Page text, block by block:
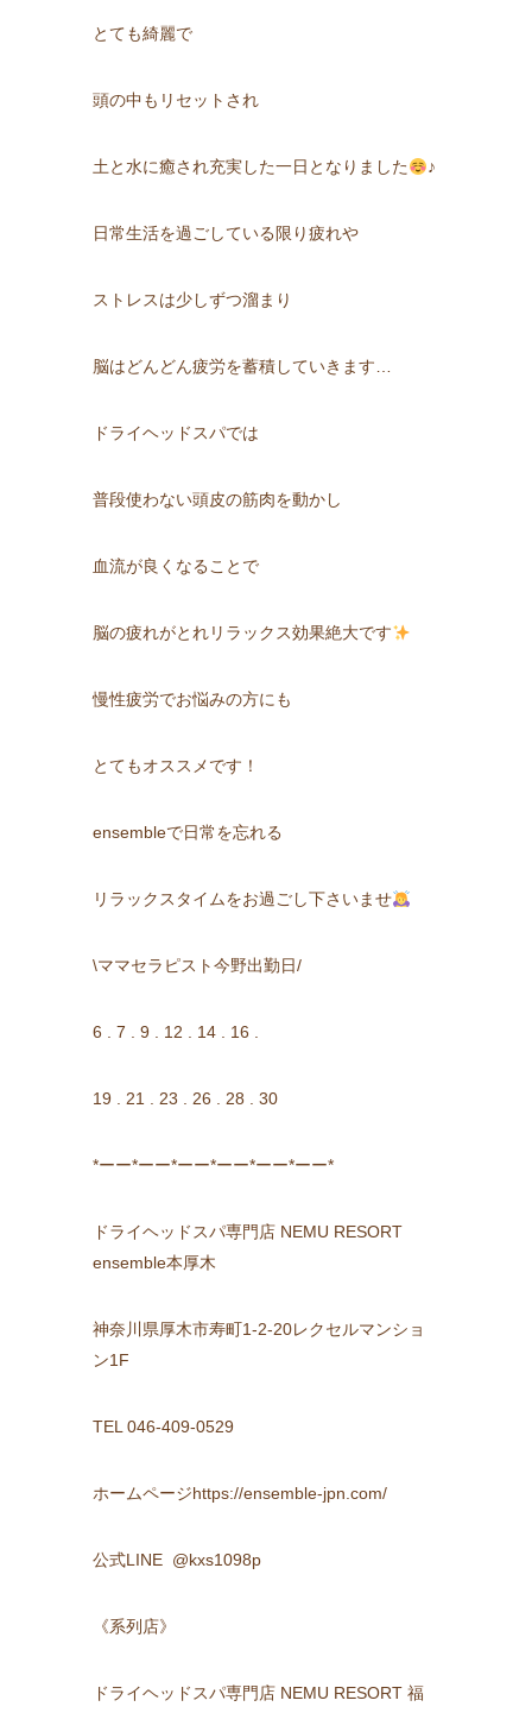
とても綺麗で
頭の中もリセットされ
土と水に癒され充実した一日となりました ♪
日常生活を過ごしている限り疲れや
ストレスは少しずつ溜まり
脳はどんどん疲労を蓄積していきます…
ドライヘッドスパでは
普段使わない頭皮の筋肉を動かし
血流が良くなることで
脳の疲れがとれリラックス効果絶大です
慢性疲労でお悩みの方にも
とてもオススメです！
ensembleで日常を忘れる
リラックスタイムをお過ごし下さいませ
\ママセラピスト今野出勤日/
6 . 7 . 9 . 12 . 14 . 16 .
19 . 21 . 23 . 26 . 28 . 30
*ーー*ーー*ーー*ーー*ーー*ーー*
ドライヘッドスパ専門店 NEMU RESORT
ensemble本厚木
神奈川県厚木市寿町1-2-20レクセルマンショ
ン1F
TEL 046-409-0529
ホームページhttps://ensemble-jpn.com/
公式LINE @kxs1098p
《系列店》
ドライヘッドスパ専門店 NEMU RESORT 福